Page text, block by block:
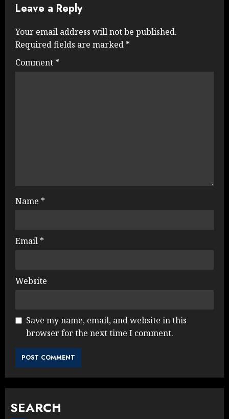
Leave a Reply
Your email address will not be published.
Required fields are marked *
Comment *
Name *
Email *
Website
Save my name, email, and website in this
browser for the next time I comment.
SEARCH